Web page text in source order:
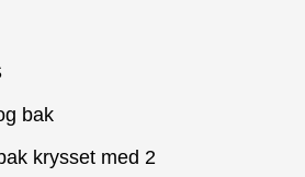
bak
krysset med 2